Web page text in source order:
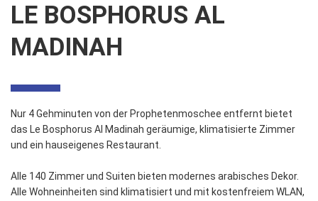
LE BOSPHORUS AL
MADINAH
Nur 4 Gehminuten von der Prophetenmoschee entfernt bietet
das Le Bosphorus Al Madinah geräumige, klimatisierte Zimmer
und ein hauseigenes Restaurant.
Alle 140 Zimmer und Suiten bieten modernes arabisches Dekor.
Alle Wohneinheiten sind klimatisiert und mit kostenfreiem WLAN,